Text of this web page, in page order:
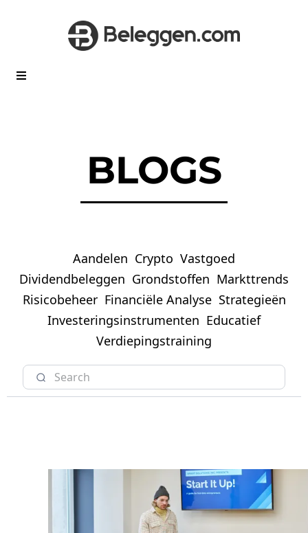
BLOGS
Aandelen Crypto Vastgoed
Dividendbeleggen Grondstoffen Markttrends
Risicobeheer Financiële Analyse Strategieën
Investeringsinstrumenten Educatief
Verdiepingstraining